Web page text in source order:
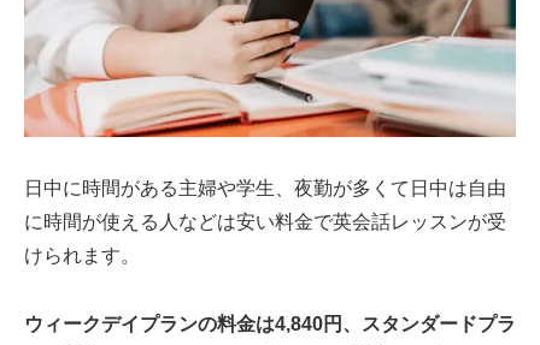
日中に時間がある主婦や学生、夜勤が多くて日中は自由
に時間が使える人などは安い料金で英会話レッスンが受
けられます。
ウィークデイプランの料金は4,840円、スタンダードプラ